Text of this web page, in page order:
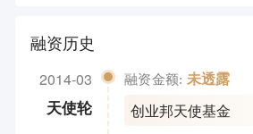
融资历史
2014-03
天使轮
融资金额: 未透露
创业邦天使基金